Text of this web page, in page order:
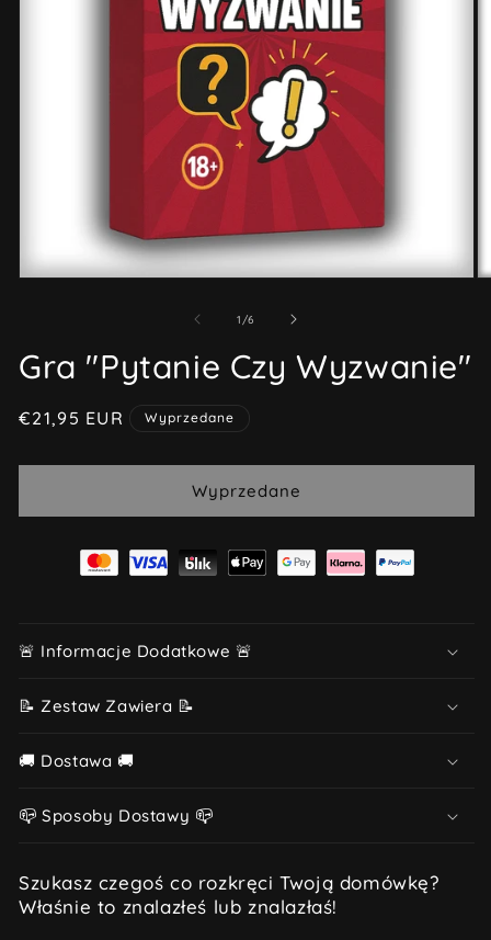
oknie
modalnym
1 /z6
Gra "Pytanie Czy Wyzwanie"
Cena
€21,95 EUR Wyprzedane
Wyprzedane
🚨 Informacje Dodatkowe 🚨
📝 Zestaw Zawiera 📝
🚚 Dostawa 🚚
📪 Sposoby Dostawy 📪
Szukasz czegoś co rozkręci Twoją domówkę?
Właśnie to znalazłeś lub znalazłaś!